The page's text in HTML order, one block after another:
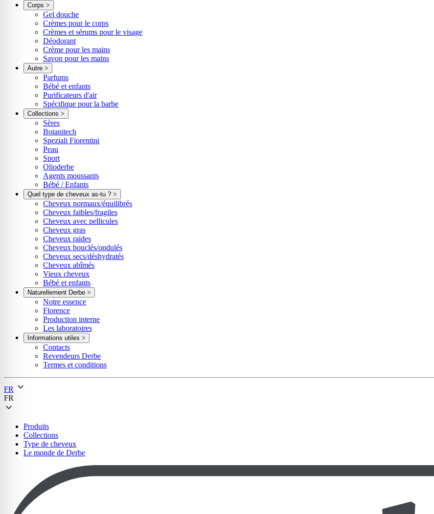
Corps >
Gel douche
Crèmes pour le corps
Crèmes et sérums pour le visage
Déodorant
Crème pour les mains
Savon pour les mains
Autre >
Parfums
Bébé et enfants
Purificateurs d'air
Spécifique pour la barbe
Collections >
Sères
Botanitech
Speziali Fiorentini
Peau
Sport
Olioderbe
Agents moussants
Bébé / Enfants
Quel type de cheveux as-tu ? >
Cheveux normaux/équilibrés
Cheveux faibles/fragiles
Cheveux avec pellicules
Cheveux gras
Cheveux raides
Cheveux bouclés/ondulés
Cheveux secs/déshydratés
Cheveux abîmés
Vieux cheveux
Bébé et enfants
Naturellement Derbe >
Notre essence
Florence
Production interne
Les laboratoires
Informations utiles >
Contacts
Revendeurs Derbe
Termes et conditions
FR
FR
Produits
Collections
Type de cheveux
Le monde de Derbe